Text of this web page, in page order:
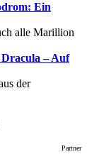
Ein
alle Marillion
– Auf
der
Partner